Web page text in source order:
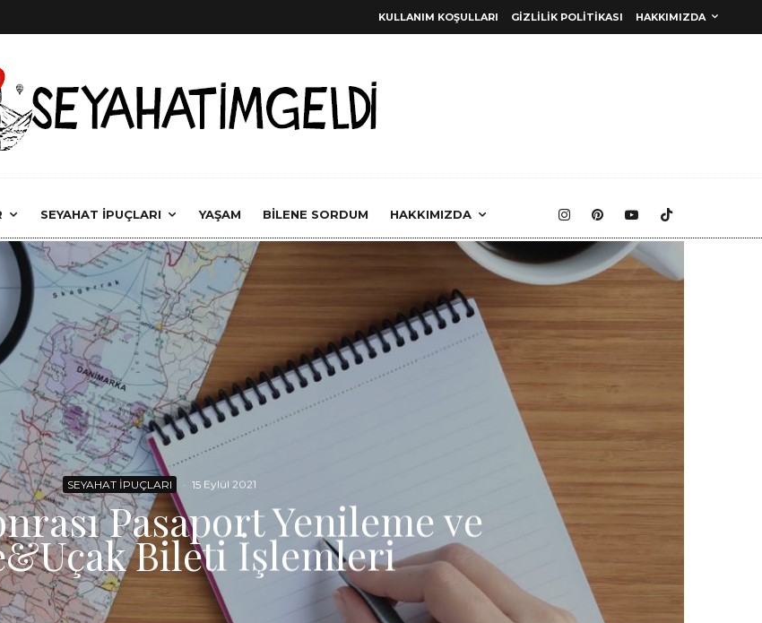
HAKKIMIZDA
GIZLILIK POLITIKASI
KULLANIM KOŞULLARI
SEYAHAT İPUÇLARI YAŞAM BİLENE SORDUM HAKKIMIZDA
SEYAHAT İPUÇLARI · 15 Eylül 2021
Pasaport Yenileme ve
Bileti İşlemleri